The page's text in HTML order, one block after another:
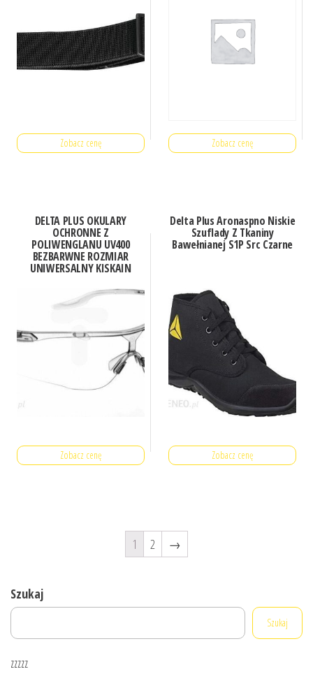
Zobacz cenę Zobacz cenę
DELTA PLUS OKULARY
OCHRONNE Z
POLIWENGLANU UV400
BEZBARWNE ROZMIAR
UNIWERSALNY KISKAIN
Zobacz cenę
Delta Plus Aronaspno Niskie
Szuflady Z Tkaniny
Bawełnianej S1P Src Czarne
Zobacz cenę
1 2 →
Szukaj
Szukaj
zzzzz